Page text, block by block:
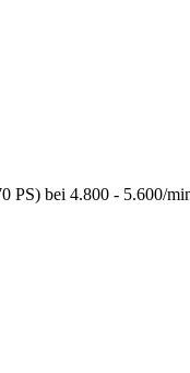
bei 4.800 - 5.600/